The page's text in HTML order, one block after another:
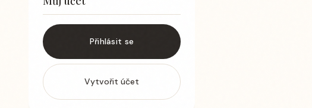
Přihlásit se
Vytvořit účet